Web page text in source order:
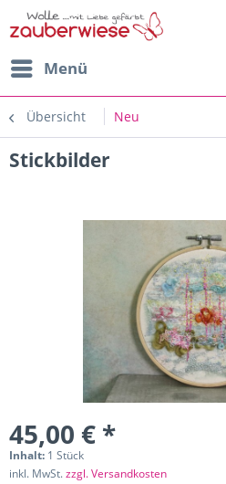
Menü
Übersicht Neu
Stickbilder
45,00 € *
Inhalt: 1 Stück
inkl. MwSt.zzgl. Versandkosten